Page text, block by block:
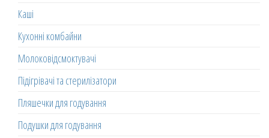
Каші
Кухонні комбайни
Молоковідсмоктувачі
Підігрівачі та стерилізатори
Пляшечки для годування
Подушки для годування